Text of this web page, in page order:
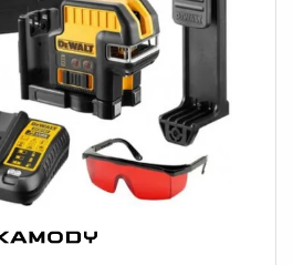
vie: 25000 h, Tension nominale
60Hz, Température ambiante: 40
-25 - 40 °C, Poids net: 0.5 kg,
lumineuse: 88.89 lm/W,
4.5 kWh/1.000h, Données
L70B50